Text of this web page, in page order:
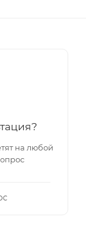
на любой